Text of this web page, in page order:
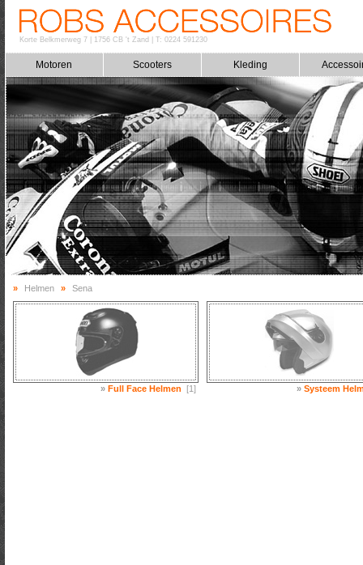
Korte Belkmerweg 7| 1756 CB 't Zand T: 0224 591230
Motoren Scooters Kleding
» Helmen » Sena
»Full Face Helmen [1] »Systeem